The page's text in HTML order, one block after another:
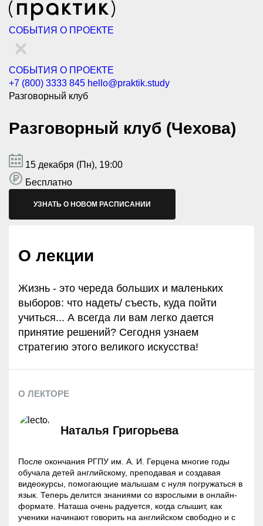
СОБЫТИЯ О ПРОЕКТЕ
СОБЫТИЯ О ПРОЕКТЕ
+7 (800) 3333 845 hello@praktik.study
Разговорный клуб
Разговорный клуб (Чехова)
15 декабря (Пн), 19:00
Бесплатно
УЗНАТЬ О НОВОМ РАСПИСАНИИ
О лекции
Жизнь - это череда больших и маленьких
выборов: что надеть/ съесть, куда пойти
учиться... А всегда ли вам легко дается
принятие решений? Сегодня узнаем
стратегию этого великого искусства!
О ЛЕКТОРЕ
Наталья Григорьева
После окончания РГПУ им. А. И. Герцена многие годы
обучала детей английскому, преподавая и создавая
видеокурсы, помогающие малышам с нуля погружаться в
язык. Теперь делится знаниями со взрослыми в онлайн-
формате. Наташа очень радуется, когда слышит, как
ученики начинают говорить на английском свободно и с